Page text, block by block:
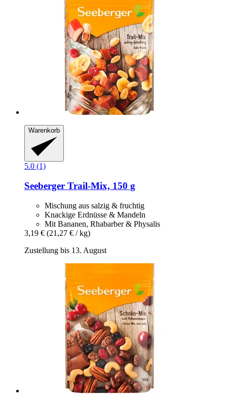
Warenkorb
5.0 (1)
Seeberger Trail-​Mix, 150 g
Mischung aus salzig & fruchtig
Knackige Erdnüsse & Mandeln
Mit Bananen, Rhabarber & Physalis
3,19 € (21,27 € / kg)
Zustellung bis 13. August